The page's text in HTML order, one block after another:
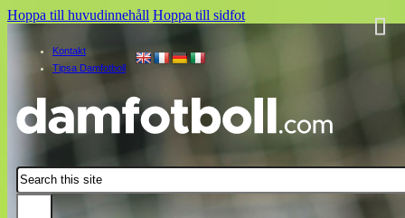
Hoppa till huvudinnehåll Hoppa till sidfot
Kontakt
Tipsa Damfotboll
Sök